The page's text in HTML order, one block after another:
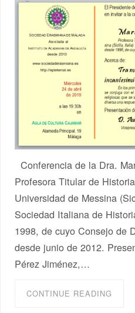
Conferencia de la Dra.
Profesora Titular de
Universidad de Messina
Sociedad Italiana de
1998, de cuyo Consejo de
desde junio de 2012.
Pérez Jiménez,…
CONTINUE READING